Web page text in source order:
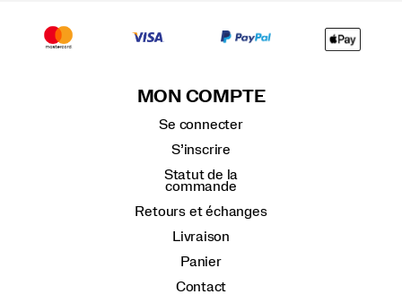
MON COMPTE
Se connecter
S’inscrire
Statut de la
commande
Retours et échanges
Livraison
Panier
Contact